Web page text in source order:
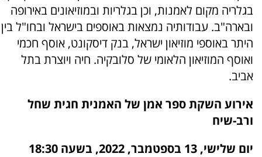
בגלריה מקום לאמנות, וכן בגלריות ובמוזיאונים באירופה
ובארה"ב. עבודותיה נמצאות באוספים בישראל ובחו"ל בין
היתר באוספי מוזיאון ישראל, בנק דיסקונט, אוסף חכמי
ואוסף המוזיאון הלאומי של סלובקיה. חיה ויוצרת בתל
אביב.
אירוע השקת ספר אמן של האמנית חגית שחל
ורב-שיח
יום שלישי, 13 בספטמבר, 2022, בשעה 18:30